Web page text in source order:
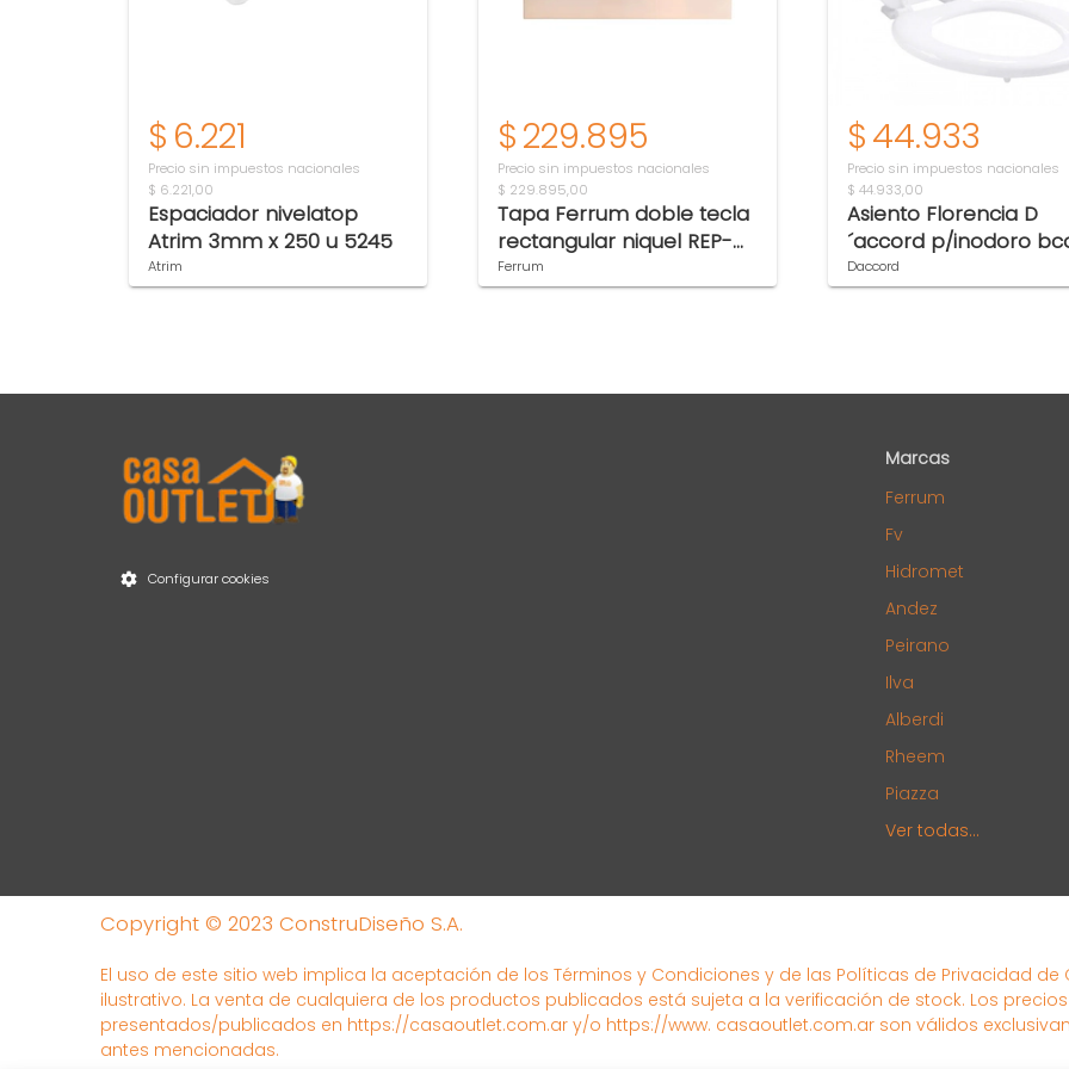
$ 6.221
Precio sin impuestos nacionales
$ 6.221,00
Espaciador nivelatop
Atrim 3mm x 250 u 5245
Atrim
$229.895
Precio sin impuestos nacionales
$ 229.895,00
Tapa Ferrum doble tecla
rectangular niquel REP-
RA-051-NQ
Ferrum
$44.933
Precio sin impuestos nacionales
$ 44.933,00
Asiento Florencia D
´accord p/inodoro
herraj nylon NYL030
Daccord
Configurar cookies
Marcas
Ferrum
Fv
Hidromet
Andez
Peirano
Ilva
Alberdi
Rheem
Piazza
Ver todas...
Copyright © 2023 ConstruDiseño S.A.
El uso de este sitio web implica la aceptación de los Términos y Condiciones y de las Políticas de Privacidad de
ilustrativo. La venta de cualquiera de los productos publicados está sujeta a la verificación de stock. Los
presentados/publicados en https://casaoutlet.com.ar y/o https://www. casaoutlet.com.ar son válidos
antes mencionadas.